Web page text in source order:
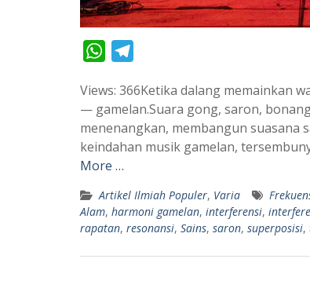
W
a
t
s
A
p
l
e
g
m
Views: 366Ketika dalang memainkan
— gamelan.Suara gong, saron,
menenangkan, membangun suasana
keindahan musik gamelan,
More …
Artikel Ilmiah Populer, Varia
Alam, harmoni gamelan, interferensi,
rapatan, resonansi, Sains, saron, superposisi,